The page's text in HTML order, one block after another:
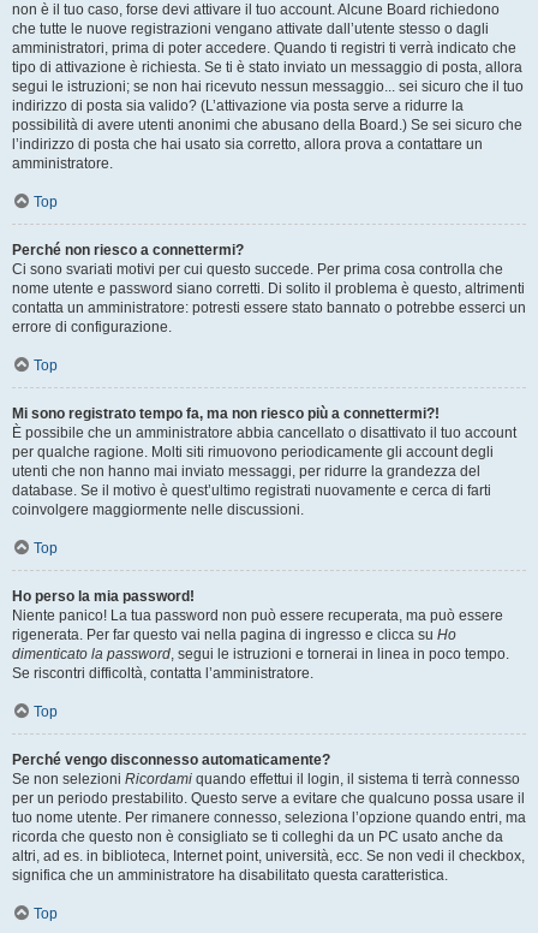
non è il tuo caso, forse devi attivare il tuo account. Alcune Board richiedono
che tutte le nuove registrazioni vengano attivate dall’utente stesso o dagli
amministratori, prima di poter accedere. Quando ti registri ti verrà indicato che
tipo di attivazione è richiesta. Se ti è stato inviato un messaggio di posta, allora
segui le istruzioni; se non hai ricevuto nessun messaggio... sei sicuro che il tuo
indirizzo di posta sia valido? (L’attivazione via posta serve a ridurre la
possibilità di avere utenti anonimi che abusano della Board.) Se sei sicuro che
l’indirizzo di posta che hai usato sia corretto, allora prova a contattare un
amministratore.
Top
Perché non riesco a connettermi?
Ci sono svariati motivi per cui questo succede. Per prima cosa controlla che
nome utente e password siano corretti. Di solito il problema è questo, altrimenti
contatta un amministratore: potresti essere stato bannato o potrebbe esserci un
errore di configurazione.
Top
Mi sono registrato tempo fa, ma non riesco più a connettermi?!
È possibile che un amministratore abbia cancellato o disattivato il tuo account
per qualche ragione. Molti siti rimuovono periodicamente gli account degli
utenti che non hanno mai inviato messaggi, per ridurre la grandezza del
database. Se il motivo è quest’ultimo registrati nuovamente e cerca di farti
coinvolgere maggiormente nelle discussioni.
Top
Ho perso la mia password!
Niente panico! La tua password non può essere recuperata, ma può essere
rigenerata. Per far questo vai nella pagina di ingresso e clicca su Ho
dimenticato la password, segui le istruzioni e tornerai in linea in poco tempo.
Se riscontri difficoltà, contatta l’amministratore.
Top
Perché vengo disconnesso automaticamente?
Se non selezioni Ricordami quando effettui il login, il sistema ti terrà connesso
per un periodo prestabilito. Questo serve a evitare che qualcuno possa usare il
tuo nome utente. Per rimanere connesso, seleziona l’opzione quando entri, ma
ricorda che questo non è consigliato se ti colleghi da un PC usato anche da
altri, ad es. in biblioteca, Internet point, università, ecc. Se non vedi il checkbox,
significa che un amministratore ha disabilitato questa caratteristica.
Top